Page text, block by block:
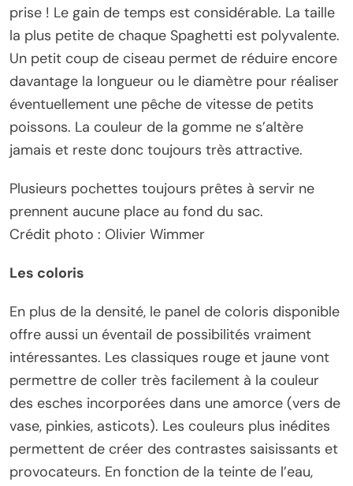
prise ! Le gain de temps est considérable. La taille
la plus petite de chaque Spaghetti est polyvalente.
Un petit coup de ciseau permet de réduire encore
davantage la longueur ou le diamètre pour réaliser
éventuellement une pêche de vitesse de petits
poissons. La couleur de la gomme ne s’altère
jamais et reste donc toujours très attractive.
Plusieurs pochettes toujours prêtes à servir ne
prennent aucune place au fond du sac.
Crédit photo : Olivier Wimmer
Les coloris
En plus de la densité, le panel de coloris disponible
offre aussi un éventail de possibilités vraiment
intéressantes. Les classiques rouge et jaune vont
permettre de coller très facilement à la couleur
des esches incorporées dans une amorce (vers de
vase, pinkies, asticots). Les couleurs plus inédites
permettent de créer des contrastes saisissants et
provocateurs. En fonction de la teinte de l’eau,